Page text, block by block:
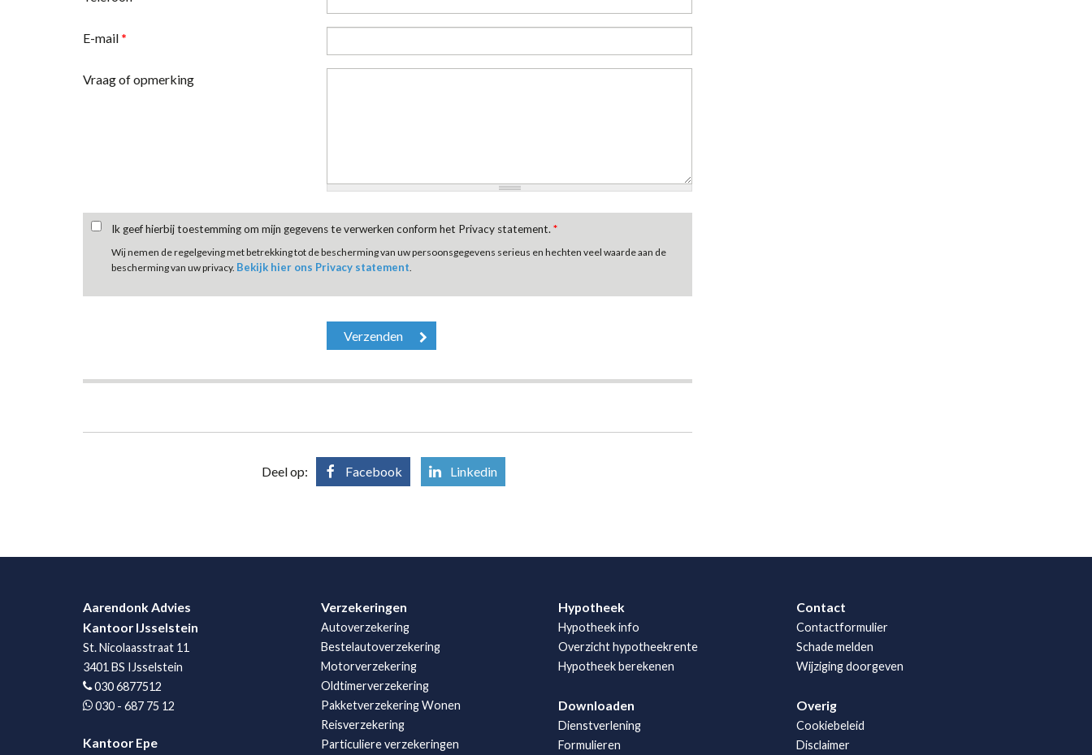
E-mail *
Vraag of opmerking
Ik geef hierbij toestemming om mijn gegevens te verwerken conform het Privacy statement. *
Wij nemen de regelgeving met betrekking tot de bescherming van uw persoonsgegevens serieus en hechten veel waarde aan de
bescherming van uw privacy. Bekijk hier ons Privacy statement
Deel op: Facebook Linkedin
Aarendonk Advies
Kantoor IJsselstein
St. Nicolaasstraat 11
3401 BS IJsselstein
030 6877512
030 - 687 75 12
Kantoor Epe
Verzekeringen
Autoverzekering
Bestelautoverzekering
Motorverzekering
Oldtimerverzekering
Pakketverzekering Wonen
Reisverzekering
Particuliere verzekeringen
Hypotheek
Hypotheek info
Overzicht hypotheekrente
Hypotheek berekenen
Downloaden
Dienstverlening
Formulieren
Contact
Contactformulier
Schade melden
Wijziging doorgeven
Overig
Cookiebeleid
Disclaimer